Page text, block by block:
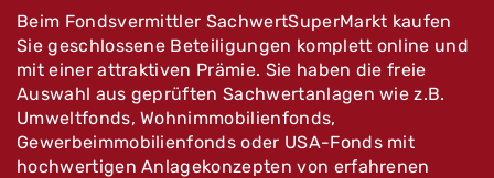
Beim Fondsvermittler SachwertSuperMarkt kaufen
Sie geschlossene Beteiligungen komplett online und
mit einer attraktiven Prämie. Sie haben die freie
Auswahl aus geprüften Sachwertanlagen wie z.B.
Umweltfonds, Wohnimmobilienfonds,
Gewerbeimmobilienfonds oder USA-Fonds mit
hochwertigen Anlagekonzepten von erfahrenen